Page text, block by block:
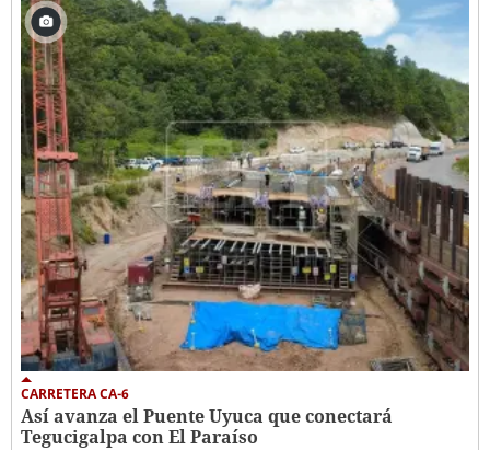
CARRETERA CA-6
Así avanza el Puente Uyuca que conectará
Tegucigalpa con El Paraíso